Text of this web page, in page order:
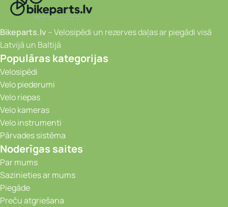
Bikeparts.lv – Velosipēdi un rezerves daļas ar piegādi visā
Latvijā un Baltijā
Populāras kategorijas
Velosipēdi
Velo piederumi
Velo riepas
Velo kameras
Velo instrumenti
Pārvades sistēma
Noderīgas saites
Par mums
Sazinieties ar mums
Piegāde
Preču atgriešana